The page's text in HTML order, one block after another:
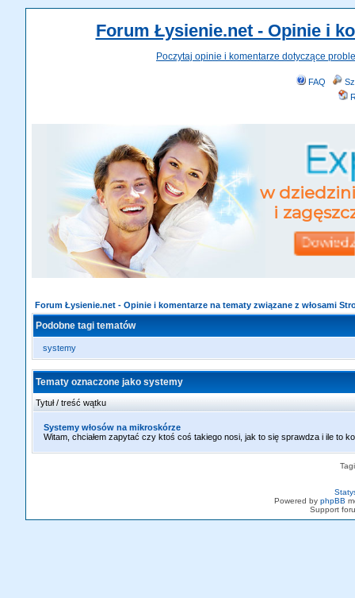
Forum Łysienie.net - Opinie i
Poczytaj opinie i komentarze dotyczące
FAQ
Forum Łysienie.net - Opinie i komentarze na tematy związane z włosami
Podobne tagi tematów
systemy
Tematy oznaczone jako systemy
Tytuł / treść wątku
Systemy włosów na mikroskórze
Witam, chciałem zapytać czy ktoś coś takiego nosi, jak to się sprawdza i ile to
Powered by phpBB
Support